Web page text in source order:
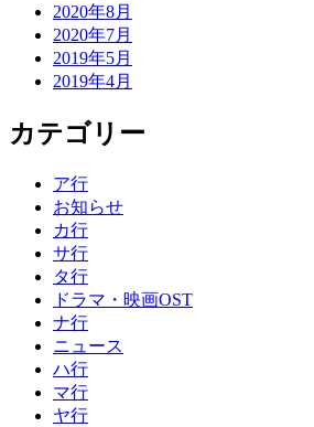
2020年8月
2020年7月
2019年5月
2019年4月
カテゴリー
ア行
お知らせ
カ行
サ行
タ行
ドラマ・映画OST
ナ行
ニュース
ハ行
マ行
ヤ行